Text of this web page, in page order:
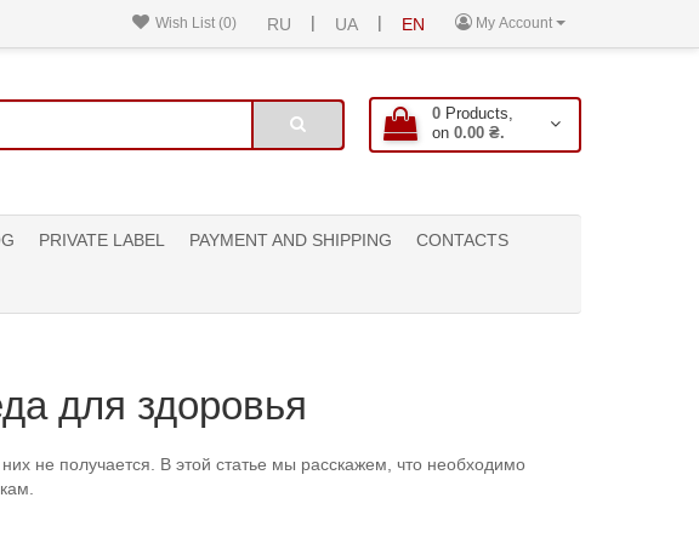
My Account
RU | UA | EN
Wish List (0)
0 Products,
on 0.00 ₴.
PRIVATE LABEL PAYMENT AND SHIPPING CONTACTS
для здоровья
не получается. В этой статье мы расскажем, что необходимо